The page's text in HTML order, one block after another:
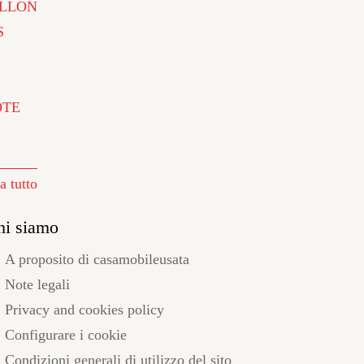
tutto
siamo
A proposito di casamobileusata
Note legali
Privacy and cookies policy
Configurare i cookie
Condizioni generali di utilizzo del sito